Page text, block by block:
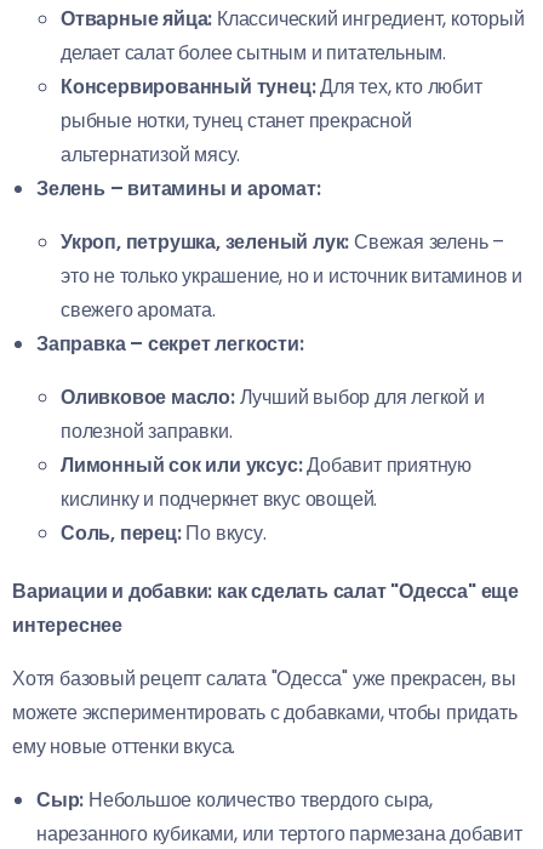
Отварные яйца: Классический ингредиент, который
делает салат более сытным и питательным.
Консервированный тунец:Для тех, кто любит
рыбные нотки, тунец станет прекрасной
альтернатизой мясу.
Зелень – витамины и аромат:
Укроп, петрушка, зеленый лук:Свежая зелень –
это не только украшение, но и источник витаминов и
свежего аромата.
Заправка – секрет легкости:
Оливковое масло:Лучший выбор для легкой и
полезной заправки.
Лимонный сок или уксус:Добавит приятную
кислинку и подчеркнет вкус овощей.
Соль, перец:По вкусу.
Вариации и добавки: как сделать салат "Одесса" еще
интереснее
Хотя базовый рецепт салата "Одесса" уже прекрасен, вы
можете экспериментировать с добавками, чтобы придать
ему новые оттенки вкуса.
Сыр: Небольшое количество твердого сыра,
нарезанного кубиками, или тертого пармезана добавит